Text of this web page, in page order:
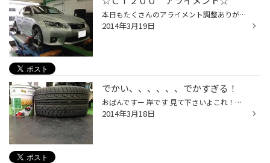
本日もたくさんのアライメント調整ありがとうございます。 その中から１台をパシャリ！ レクサスＣＴ２００です。事故でいろいろと部品を変えたということでアライメントと なりました。 思わず縁石にぶつけてしまったなどした時はアライメントがずれることが多いのでしっかり と調整しましょうね♪ ...
2014年3月19日
でかい、、、、、、でかすぎる！
おばんですー 岸です 見て下さいよこれ！サイズですか？３１５/３５Ｒ２０です。 どんだげでっかいあんず！ ＢＭＷのタイヤなんですけどこのサイズでランフラットタイヤです。 もうほぼペール缶と同じサイズですよｗ ん～でかい。 ３枚目はタイヤ館守山の山田店長であります。 すかさず盗撮させてい...
2014年3月18日